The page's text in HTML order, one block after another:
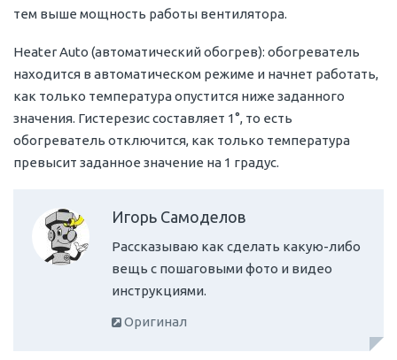
тем выше мощность работы вентилятора.
Heater Auto (автоматический обогрев): обогреватель
находится в автоматическом режиме и начнет работать,
как только температура опустится ниже заданного
значения. Гистерезис составляет 1°, то есть
обогреватель отключится, как только температура
превысит заданное значение на 1 градус.
Игорь Самоделов
Рассказываю как сделать какую-либо
вещь с пошаговыми фото и видео
инструкциями.
Оригинал